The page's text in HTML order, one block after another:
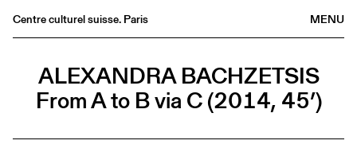
MENU
Centre culturel suisse. Paris
Librairie
Buvette
ALEXANDRA BACHZETSIS
From A to B via C (2014, 45’)